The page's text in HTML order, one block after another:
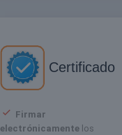
Certificado
Firmar
electrónicamentelos